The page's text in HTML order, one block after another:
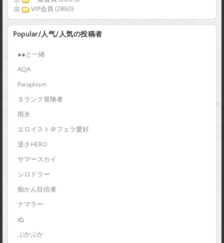
VIP会員 (2850)
Popular/人气/人気の投稿者
●●と一緒
AQA
Paraphism
Ｓランク冒険者
雨氷
エロイスト＠フェラ愛好
逆さHERO
サマースカイ
シロドラー
痴かん狂信者
ナマラー
ぬ
ぷかぷか